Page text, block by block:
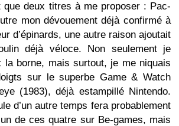
que deux titres à me proposer : Pac-
mon dévouement déjà confirmé à
d’épinards, une autre raison ajoutait
déjà véloce. Non seulement je
la borne, mais surtout, je me niquais
sur le superbe Game & Watch
(1983), déjà estampillé Nintendo.
d’un autre temps fera probablement
un de ces quatre sur Be-games, mais